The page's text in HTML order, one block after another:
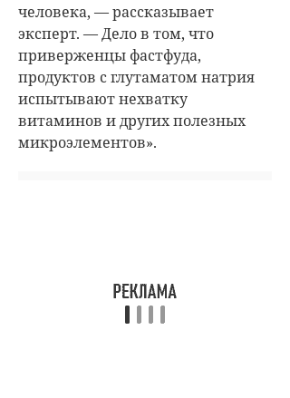
человека, — рассказывает
эксперт. — Дело в том, что
приверженцы фастфуда,
продуктов с глутаматом натрия
испытывают нехватку
витаминов и других полезных
микроэлементов».